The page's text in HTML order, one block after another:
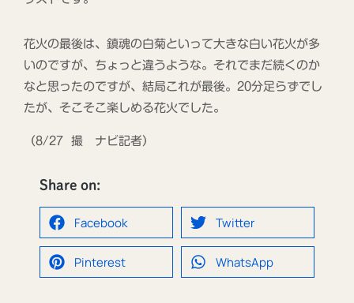
花火の最後は、鎮魂の白菊といって大きな白い花火が多
いのですが、ちょっと違うような。それでまだ続くのか
なと思ったのですが、結局これが最後。20分足らずでし
たが、そこそこ楽しめる花火でした。
（8/27 撮 ナビ記者）
Share on:
Facebook Twitter
Pinterest WhatsApp